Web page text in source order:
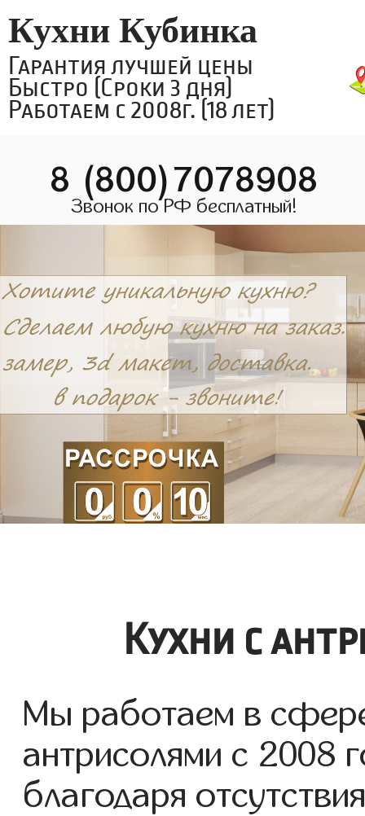
Кухни Кубинка
Гарантия лучшей цены
Быстро (Сроки 3 дня)
Работаем с 2008г. (18 лет)
8 (800)7078908
Звонок по РФ бесплатный!
Кухни с
Мы работаем в
антрисолями с 2008
благодаря